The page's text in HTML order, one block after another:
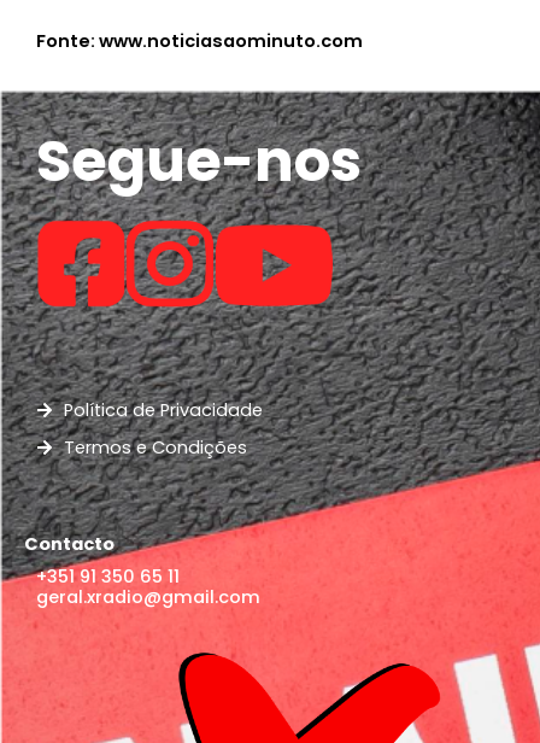
Fonte: www.noticiasaominuto.com
Segue-nos
Política de Privacidade
Termos e Condições
Contacto
+351 91 350 65 11
geral.xradio@gmail.com